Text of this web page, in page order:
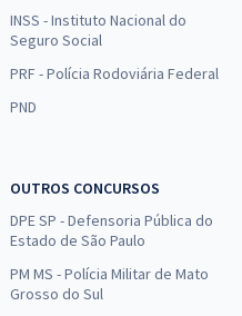
INSS - Instituto Nacional do
Seguro Social
PRF - Polícia Rodoviária Federal
PND
OUTROS CONCURSOS
DPE SP - Defensoria Pública do
Estado de São Paulo
PM MS - Polícia Militar de Mato
Grosso do Sul